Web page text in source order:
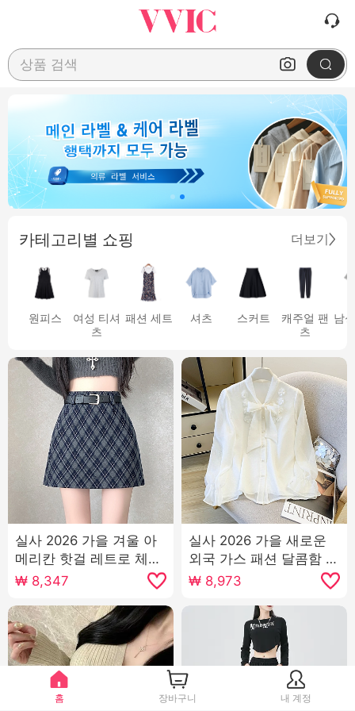
상품 검색
카테고리별 쇼핑 더보기
원피스
여성 티셔
츠
패션 세트 셔츠 스커트
캐주얼 팬
츠
남
실사 2026 가을 겨울 아
메리칸 핫걸 레트로 체크
무늬 노출 방지 모직 한
마디 반신 스커트 미니 스
커트 벨트 포함
₩ 8,347
실사 2026 가을 새로운
외국 가스 패션 달콤함 얕
은 살구 색상 쉬폰 긴팔
셔츠 여성 셔츠 나비 매듭
₩ 8,973
홈 장바구니 내 계정